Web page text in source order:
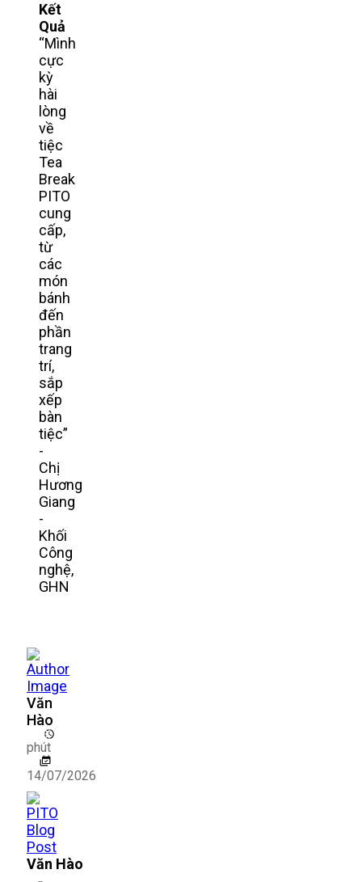
Kết
Quả
“Mình
cực
kỳ
hài
lòng
về
tiệc
Tea
Break
PITO
cung
cấp,
từ
các
món
bánh
đến
phần
trang
trí,
sắp
xếp
bàn
tiệc”
-
Chị
Hương
Giang
-
Khối
Công
nghệ,
GHN
Văn
Hào
phút
14/07/2026
Văn Hào